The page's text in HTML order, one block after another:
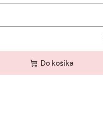
Do košíka